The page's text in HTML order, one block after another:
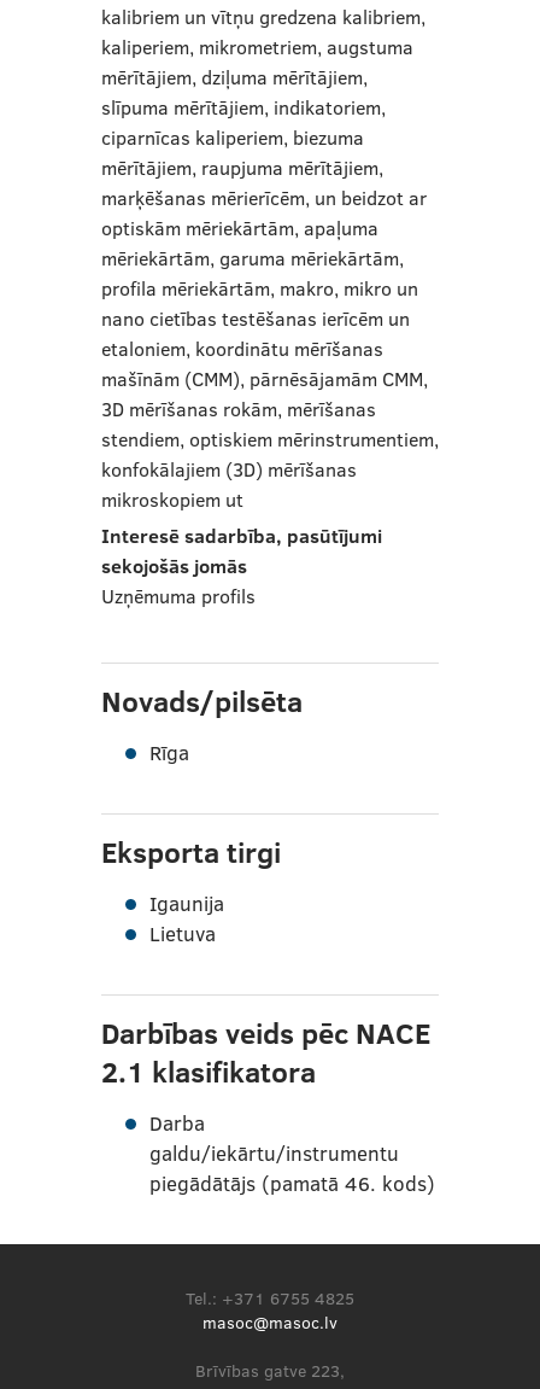
kalibriem un vītņu gredzena kalibriem,
kaliperiem, mikrometriem, augstuma
mērītājiem, dziļuma mērītājiem,
slīpuma mērītājiem, indikatoriem,
ciparnīcas kaliperiem, biezuma
mērītājiem, raupjuma mērītājiem,
marķēšanas mērierīcēm, un beidzot ar
optiskām mēriekārtām, apaļuma
mēriekārtām, garuma mēriekārtām,
profila mēriekārtām, makro, mikro un
nano cietības testēšanas ierīcēm un
etaloniem, koordinātu mērīšanas
mašīnām (CMM), pārnēsājamām CMM,
3D mērīšanas rokām, mērīšanas
stendiem, optiskiem mērinstrumentiem,
konfokālajiem (3D) mērīšanas
mikroskopiem ut
Interesē sadarbība, pasūtījumi
sekojošās jomās
Uzņēmuma profils
Novads/pilsēta
Rīga
Eksporta tirgi
Igaunija
Lietuva
Darbības veids pēc NACE
2.1 klasifikatora
Darba
galdu/iekārtu/instrumentu
piegādātājs (pamatā 46. kods)
Brīvības gatve 223,
Tel.: +371 6755 4825
masoc@masoc.lv